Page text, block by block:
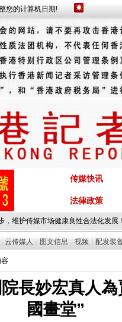
您的计算机日期!
传媒快讯
法律政策
，维护传媒市场健康良性合法化发展
云传媒人 图文信息 视频 配发装
容
長妙宏真人
國畫堂”